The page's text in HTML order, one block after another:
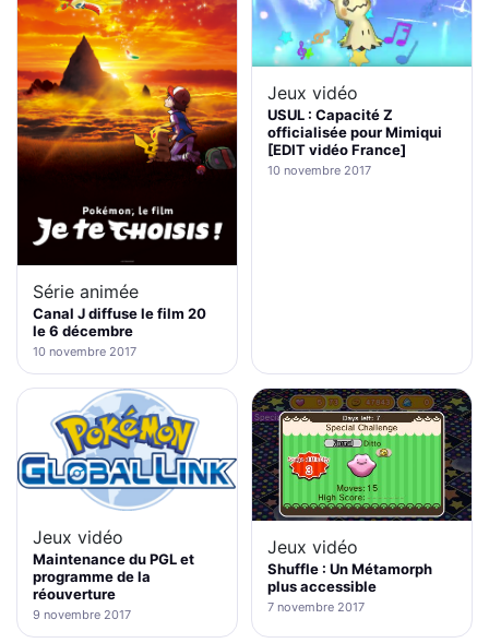
Série animée
Canal J diffuse le film 20
le 6 décembre
10 novembre 2017
Jeux vidéo
USUL : Capacité Z
officialisée pour Mimiqui
[EDIT vidéo France]
10 novembre 2017
Jeux vidéo
Maintenance du PGL et
programme de la
réouverture
9 novembre 2017
Jeux vidéo
Shuffle : Un Métamorph
plus accessible
7 novembre 2017